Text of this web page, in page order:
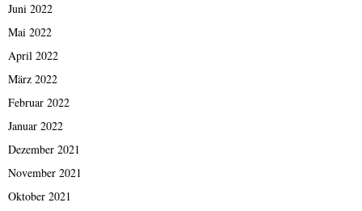
Juni 2022
Mai 2022
April 2022
März 2022
Februar 2022
Januar 2022
Dezember 2021
November 2021
Oktober 2021